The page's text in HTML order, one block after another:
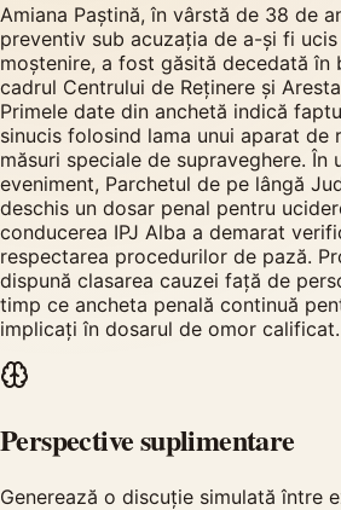
Amiana Paștină, în vârstă de 38 de
preventiv sub acuzația de a-și fi
moștenire, a fost găsită decedată în
cadrul Centrului de Reținere și
Primele date din anchetă indică
sinucis folosind lama unui aparat de
măsuri speciale de supraveghere. În
eveniment, Parchetul de pe lângă
deschis un dosar penal pentru
conducerea IPJ Alba a demarat
respectarea procedurilor de pază.
dispună clasarea cauzei față de
timp ce ancheta penală continuă
implicați în dosarul de omor calificat.
Perspective suplimentare
Generează o discuție simulată între